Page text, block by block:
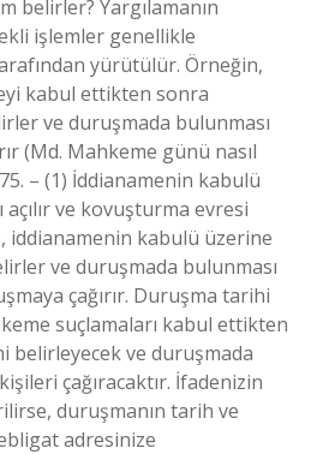
belirler? Yargılamanın
işlemler genellikle
yürütülür. Örneğin,
kabul ettikten sonra
ve duruşmada bulunması
(Md. Mahkeme günü nasıl
– (1) İddianamenin kabulü
ve kovuşturma evresi
iddianamenin kabulü üzerine
ve duruşmada bulunması
çağırır. Duruşma tarihi
suçlamaları kabul ettikten
belirleyecek ve duruşmada
çağıracaktır. İfadenizin
duruşmanın tarih ve
adresinize